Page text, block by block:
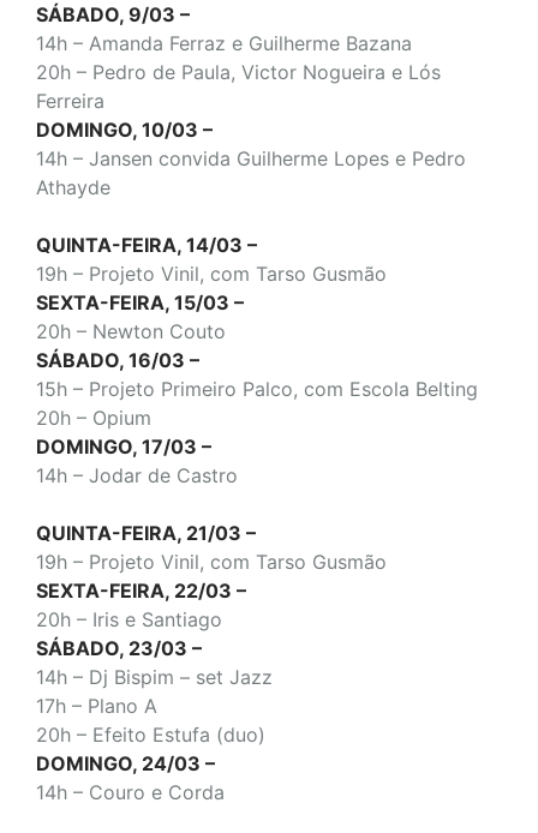
SÁBADO, 9/03 –
14h – Amanda Ferraz e Guilherme Bazana
20h – Pedro de Paula, Victor Nogueira e Lós
Ferreira
DOMINGO, 10/03 –
14h – Jansen convida Guilherme Lopes e Pedro
Athayde
QUINTA-FEIRA, 14/03 –
19h – Projeto Vinil, com Tarso Gusmão
SEXTA-FEIRA, 15/03 –
20h – Newton Couto
SÁBADO, 16/03 –
15h – Projeto Primeiro Palco, com Escola Belting
20h – Opium
DOMINGO, 17/03 –
14h – Jodar de Castro
QUINTA-FEIRA, 21/03 –
19h – Projeto Vinil, com Tarso Gusmão
SEXTA-FEIRA, 22/03 –
20h – Iris e Santiago
SÁBADO, 23/03 –
14h – Dj Bispim – set Jazz
17h – Plano A
20h – Efeito Estufa (duo)
DOMINGO, 24/03 –
14h – Couro e Corda